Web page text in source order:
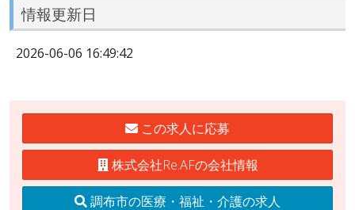
情報更新日
2026-06-06 16:49:42
この求人に応募
株式会社Re.AFの会社情報
調布市の医療・福祉・介護の求人